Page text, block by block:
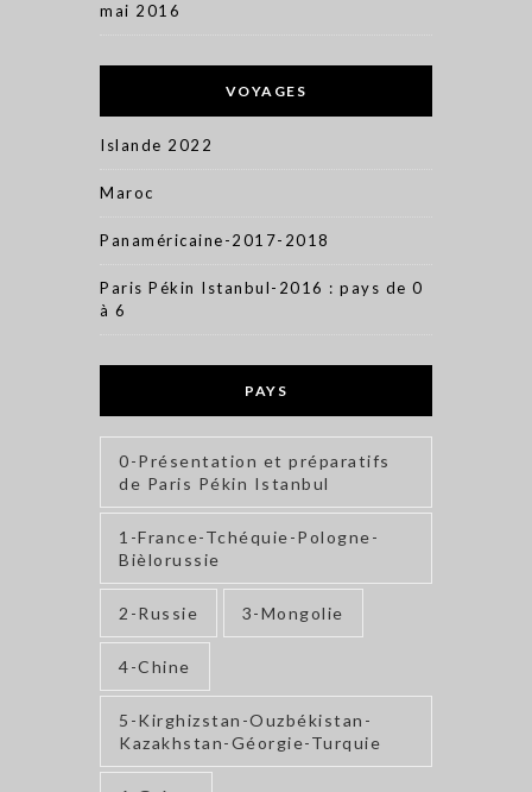
mai 2016
VOYAGES
Islande 2022
Maroc
Panaméricaine-2017-2018
Paris Pékin Istanbul-2016 : pays de 0
à 6
PAYS
0-Présentation et préparatifs
de Paris Pékin Istanbul
1-France-Tchéquie-Pologne-
Bièlorussie
2-Russie 3-Mongolie
4-Chine
5-Kirghizstan-Ouzbékistan-
Kazakhstan-Géorgie-Turquie